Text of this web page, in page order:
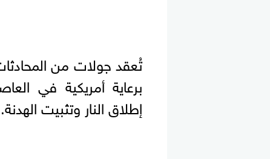
تُعقد جولات من
برعاية أمريكية في
إطلاق النار وتثبيت الهدنة.